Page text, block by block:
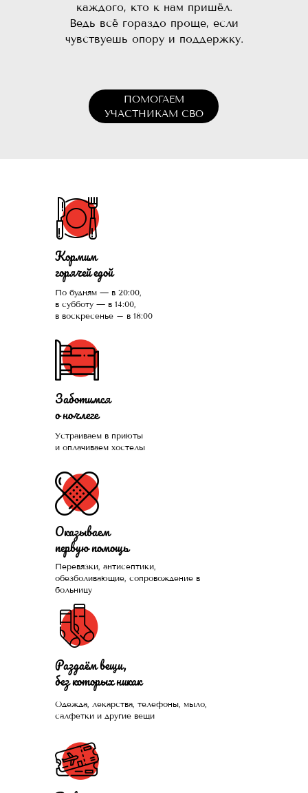
ПОМОГАЕМ
УЧАСТНИКАМ СВО
каждого, кто к нам пришёл.
Ведь всё гораздо проще, если
чувствуешь опору и поддержку.
По будням — в 20:00,
в субботу — в 14:00,
в воскресенье – в 18:00
Устраиваем в приюты
и оплачиваем хостелы
Перевязки, антисептики,
обезболивающие, сопровождение в
больницу
Кормим
горячей едой
Заботимся
о ночлеге
Оказываем
первую помощь
Одежда, лекарства, телефоны, мыло,
салфетки и другие вещи
Раздаём вещи,
без которых никак
Помогли больше, чем
1300 нуждающихся и
продолжаем это
делать каждый день
ПРИСОЕДИНИТЬСЯ